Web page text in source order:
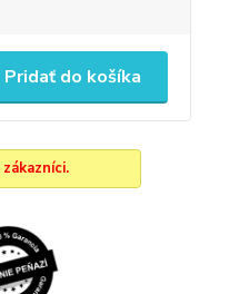
Pridať do košíka